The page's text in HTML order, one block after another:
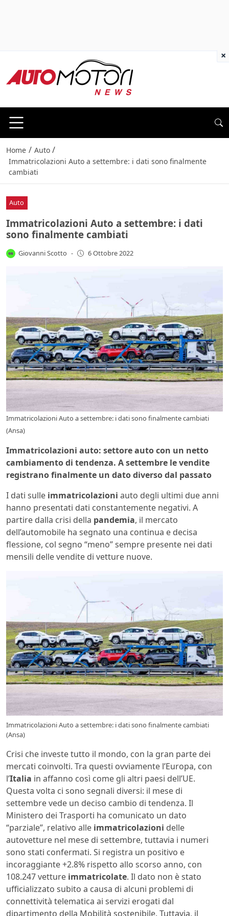
Home / Auto /
Immatricolazioni Auto a settembre: i dati sono finalmente
cambiati
Auto
Immatricolazioni Auto a settembre: i dati
sono finalmente cambiati
Giovanni Scotto - 6 Ottobre 2022
Immatricolazioni Auto a settembre: i dati sono finalmente cambiati
(Ansa)
Immatricolazioni auto: settore auto con un netto
cambiamento di tendenza. A settembre le vendite
registrano finalmente un dato diverso dal passato
I dati sulle immatricolazioni auto degli ultimi due anni
hanno presentati dati constantemente negativi. A
partire dalla crisi della pandemia, il mercato
dell’automobile ha segnato una continua e decisa
flessione, col segno “meno” sempre presente nei dati
mensili delle vendite di vetture nuove.
Immatricolazioni Auto a settembre: i dati sono finalmente cambiati
(Ansa)
Crisi che investe tutto il mondo, con la gran parte dei
mercati coinvolti. Tra questi ovviamente l’Europa, con
l’Italia in affanno così come gli altri paesi dell’UE.
Questa volta ci sono segnali diversi: il mese di
settembre vede un deciso cambio di tendenza. Il
Ministero dei Trasporti ha comunicato un dato
“parziale”, relativo alle immatricolazioni delle
autovetture nel mese di settembre, tuttavia i numeri
sono stati confermati. Si registra un positivo e
incoraggiante +2.8% rispetto allo scorso anno, con
108.247 vetture immatricolate. Il dato non è stato
ufficializzato subito a causa di alcuni problemi di
connettività telematica ai servizi erogati dal
dipartimento della Mobilità sostenibile. Tuttavia, il
×